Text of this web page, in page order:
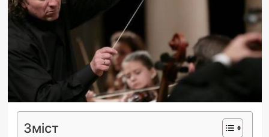
Зміст